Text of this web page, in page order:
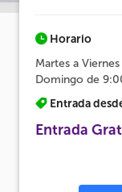
Horario
Martes a
Domingo de
Entrada
Entrada